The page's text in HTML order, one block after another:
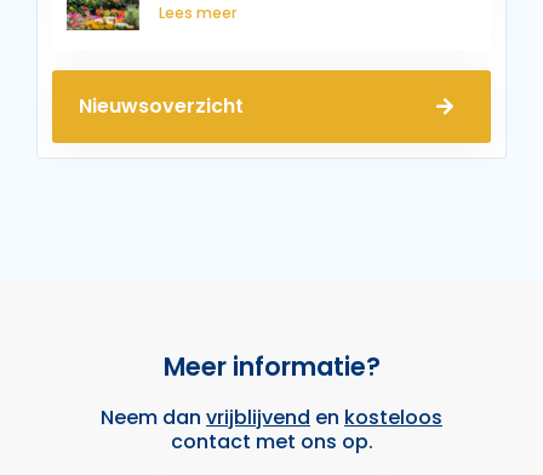
Lees meer
Nieuwsoverzicht
Meer informatie?
Neem dan vrijblijvend en kosteloos
contact met ons op.